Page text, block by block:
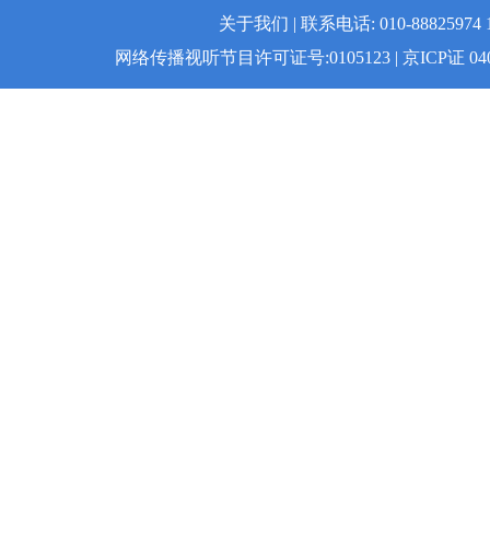
关于我们 | 联系电话: 010-88825974
网络传播视听节目许可证号:0105123 | 京ICP证